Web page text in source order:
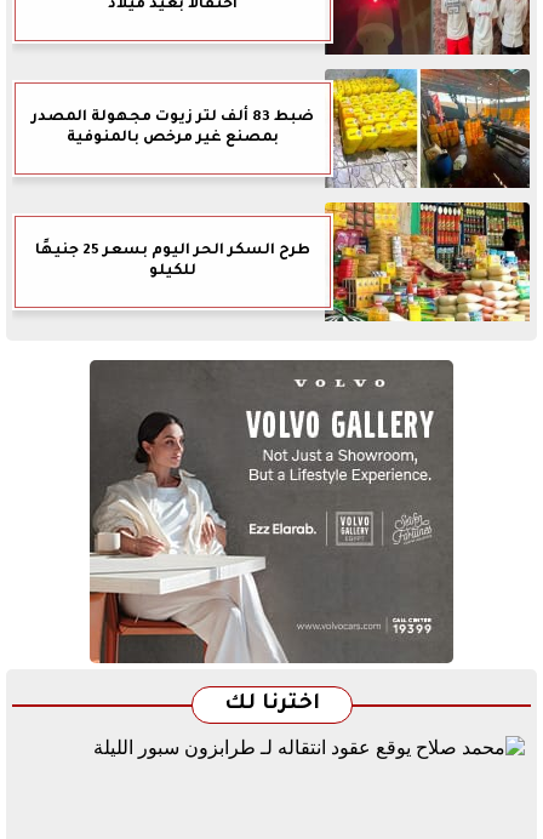
احتفالا بعيد ميلاد
ضبط 83 ألف لتر زيوت مجهولة المصدر
بمصنع غير مرخص بالمنوفية
طرح السكر الحر اليوم بسعر 25 جنيهًا
للكيلو
اخترنا لك